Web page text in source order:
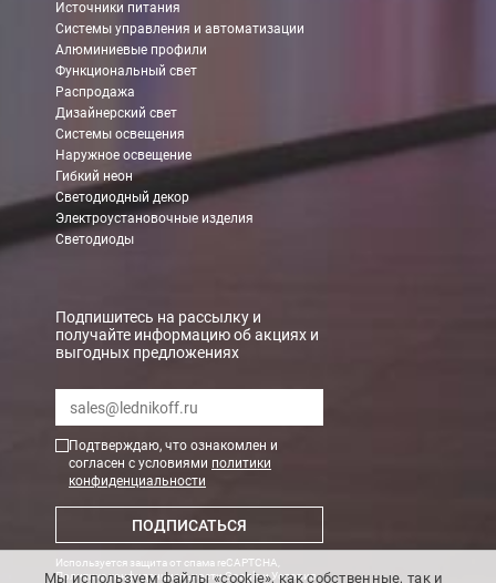
Источники питания
Системы управления и автоматизации
Алюминиевые профили
Функциональный свет
Распродажа
Дизайнерский свет
Системы освещения
Наружное освещение
Гибкий неон
Светодиодный декор
Электроустановочные изделия
Светодиоды
Подпишитесь на рассылку и
получайте информацию об акциях и
выгодных предложениях
Подтверждаю, что ознакомлен и
согласен с условиями политики
конфиденциальности
ПОДПИСАТЬСЯ
Используется защита от спама reCAPTCHA,
Политика конфиденциальности GoogleиУсловия
Мы используем файлы «cookie», как собственные, так и